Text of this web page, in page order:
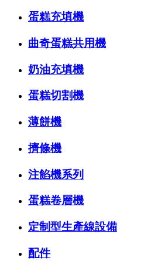
蛋糕充填機
曲奇蛋糕共用機
奶油充填機
蛋糕切割機
薄餅機
擠條機
注餡機系列
蛋糕卷層機
定制型生產線設備
配件